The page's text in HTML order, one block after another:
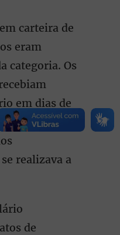
carteira de
eram
categoria. Os
em dias de
causas
realizava a
de